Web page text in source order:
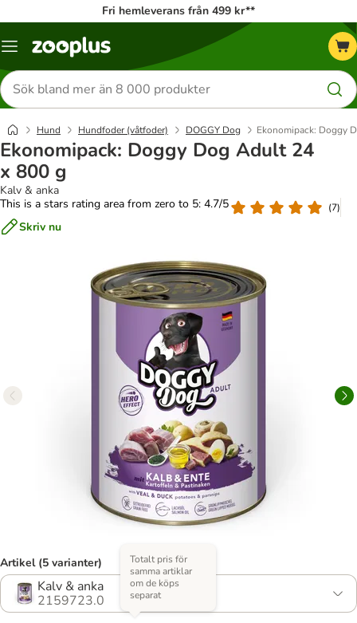
Fri hemleverans från 499 kr**
Katalogmeny
Sök
efter
produkter
Hund Hundfoder (våtfoder) DOGGY Dog Ekonomipack: Doggy
Ekonomipack: Doggy Dog Adult 24
x 800 g
Kalv & anka
This is a stars rating area from zero to 5: 4.7/5
(7)
Skriv nu
Artikel (5 varianter)
Kalv & anka
2159723.0
Totalt pris för
samma artiklar
om de köps
separat